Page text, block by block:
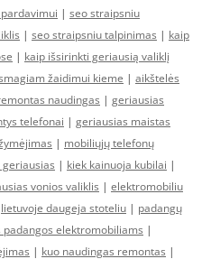
| seo straipsniu
| seo straipsniu talpinimas | kaip
| kaip išsirinkti geriausią valiklį
žaidimui kieme | aikštelės
naudingas | geriausias
telefonai | geriausias maistas
| mobiliųjų telefonų
| kiek kainuoja kubilai |
vonios valiklis | elektromobiliu
lietuvoje daugeja stoteliu | padangų
padangos elektromobiliams |
| kuo naudingas remontas |